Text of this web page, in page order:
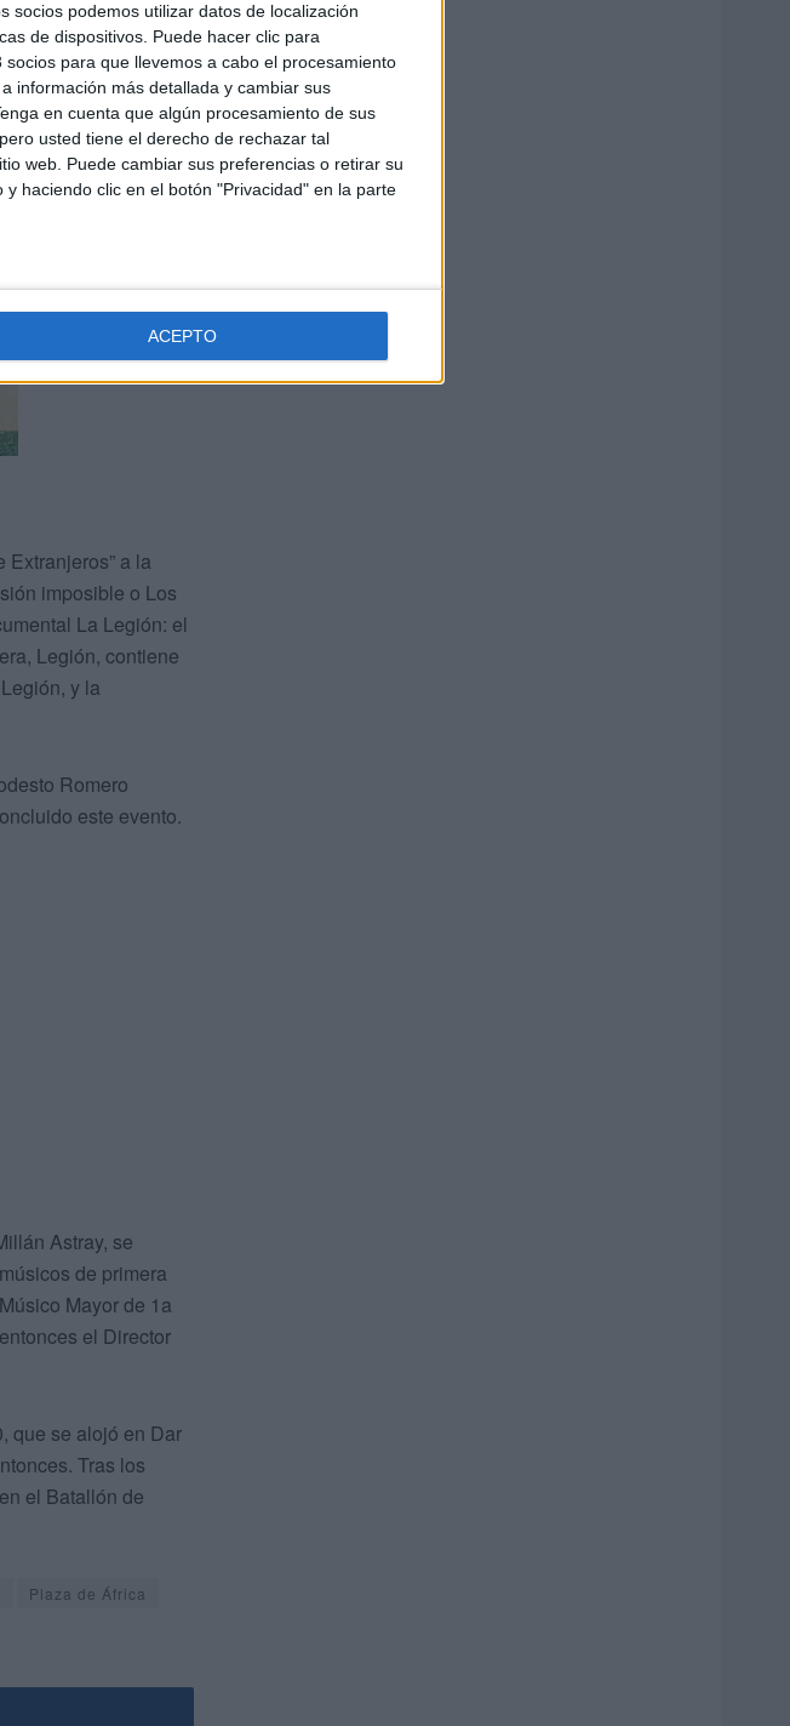
socios podemos utilizar datos de localización
de dispositivos. Puede hacer clic para
para que llevemos a cabo el procesamiento
información más detallada y cambiar sus
en cuenta que algún procesamiento de sus
usted tiene el derecho de rechazar tal
web. Puede cambiar sus preferencias o retirar su
haciendo clic en el botón "Privacidad" en la parte
ACEPTO
Extranjeros” a la
imposible o Los
La Legión: el
Legión, contiene
y la
Romero
este evento.
Astray, se
de primera
Mayor de 1a
el Director
que se alojó en Dar
Tras los
el Batallón de
Plaza de África